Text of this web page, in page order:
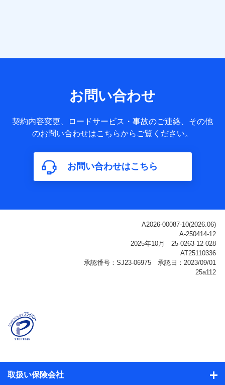
サービス提供等を通じて取得した、以下の情報などの個人デ
基本情報
氏名、電話番号、メールアドレス、お客さまの識別子、
属性、連絡先、dポイントサービスのご利用に関する情
構成、住所、dポイント残高、dポイント利用履歴などが
含まれます。
利用情報
ご契約状態・ご利用履歴インターネット利用時の行動に
関する情報、アプリケーション利用時の行動に関する情
報、購入されたサービスや商品の名称・購入場所・決済
に関する情報、アンケートの回答に関する情報などが含
名、住所、生年月日、性別、保険契約者と被保険者の関
係、保険加入の目的、保険商品の内容、保険料、保険料
のお支払方法、車のメーカーや走行距離などの情報、建
ル内容や送信履歴の情報及び保険の更改案内等を提供し
お問い合わせ
契約内容変更、ロードサービス・事故のご連絡、その他
のお問い合わせはこちらからご覧ください。
お問い合わせはこちら
取扱い保険会社